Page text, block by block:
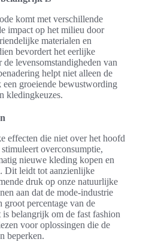
komt met verschillende
impact op het milieu door
materialen en
bevordert het eerlijke
levensomstandigheden van
helpt niet alleen de
een groeiende bewustwording
kledingkeuzes.
effecten die niet over het hoofd
overconsumptie,
nieuwe kleding kopen en
Dit leidt tot aanzienlijke
druk op onze natuurlijke
aan dat de mode-industrie
percentage van de
belangrijk om de fast fashion
voor oplossingen die de
beperken.